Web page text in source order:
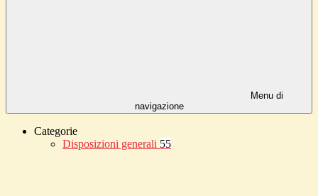
Menu di
navigazione
Categorie
Disposizioni generali 55